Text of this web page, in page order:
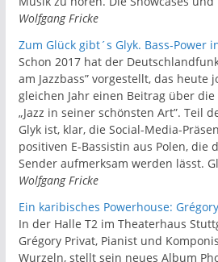
Wolfgang Fricke
Zum Glück gibt´s Glyk. Bass-Power
Schon 2017 hat der
am Jazzbass” vorgestellt, das
gleichen Jahr einen Beitrag über
„Jazz in seiner schönsten Art”. Teil
Glyk ist, klar, die Social-Media-
positiven E-Bassistin aus Polen, die
Sender aufmerksam werden lässt.
Wolfgang Fricke
Ein karibisches Powerhouse:
In der Halle T2 im Theaterhaus
Grégory Privat, Pianist und
Wurzeln, stellt sein neues Album